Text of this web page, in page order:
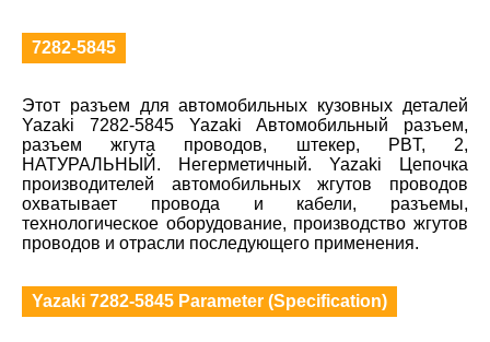
7282-5845
Этот разъем для автомобильных кузовных деталей
Yazaki 7282-5845 Yazaki Автомобильный разъем,
разъем жгута проводов, штекер, PBT, 2,
НАТУРАЛЬНЫЙ. Негерметичный. Yazaki Цепочка
производителей автомобильных жгутов проводов
охватывает провода и кабели, разъемы,
технологическое оборудование, производство жгутов
проводов и отрасли последующего применения.
Yazaki 7282-5845 Parameter (Specification)